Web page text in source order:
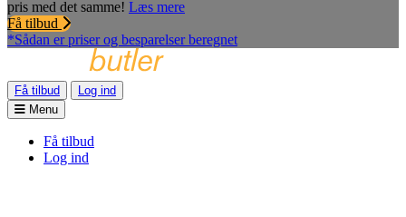
pris med det samme! Læs mere
Få tilbud
*Sådan er priser og besparelser beregnet
Få tilbud
Log ind
Menu
Få tilbud
Log ind